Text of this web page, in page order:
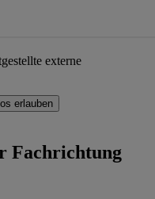
externe
erlauben
Fachrichtung